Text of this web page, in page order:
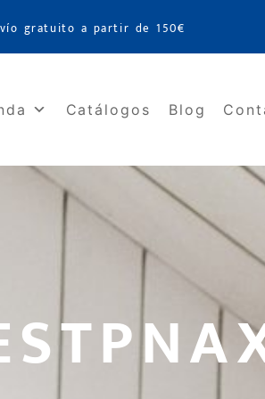
gratuito a partir de 150€
Catálogos Blog